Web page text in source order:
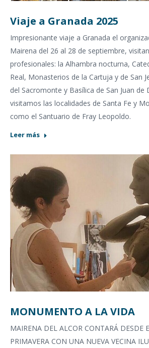
Viaje a Granada 2025
Impresionante viaje a Granada el
Mairena del 26 al 28 de septiembre,
profesionales: la Alhambra nocturna,
Real, Monasterios de la Cartuja y de San
del Sacromonte y Basílica de San Juan de
visitamos las localidades de Santa Fe y
como el Santuario de Fray Leopoldo.
Leer más
MONUMENTO A LA VIDA
MAIRENA DEL ALCOR CONTARÁ DESDE
PRIMAVERA CON UNA NUEVA VECINA